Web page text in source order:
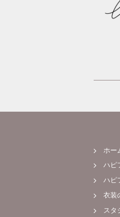
ホー
ハピ
ハピ
衣装
スタ